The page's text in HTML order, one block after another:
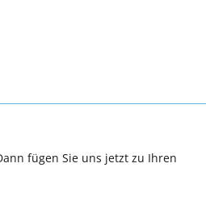
fügen Sie uns jetzt zu Ihren